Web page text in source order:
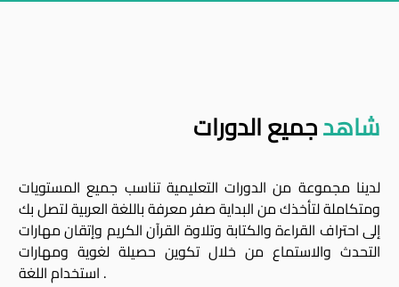
شاهدجميع الدورات
لدينا مجموعة من الدورات التعليمية تناسب جميع المستويات
ومتكاملة لتأخذك من البداية صفر معرفة باللغة العربية لتصل بك
إلى احتراف القراءة والكتابة وتلاوة القرآن الكريم وإتقان مهارات
التحدث والاستماع من خلال تكوين حصيلة لغوية ومهارات
استخدام اللغة .